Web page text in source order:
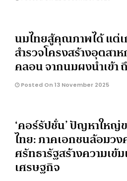
นมไทยสู้คุณภาพได้ แต่
สำรวจโครงสร้างอุตส
คลอน จากนมผงนำเข้า
Posted On 13 November 2025
‘คอร์รัปชั่น’ ปัญหาใหญ่
ไทย: ภาคเอกชนล้อมว
ศรัทธารัฐสร้างความเข้
เศรษฐกิจ